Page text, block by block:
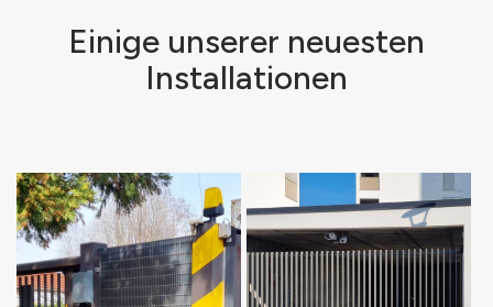
Einige unserer neuesten
Installationen